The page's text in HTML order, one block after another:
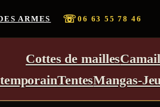
ARMES ☏06 63 55 78 46
Cottes de mailles
TentesMangas-